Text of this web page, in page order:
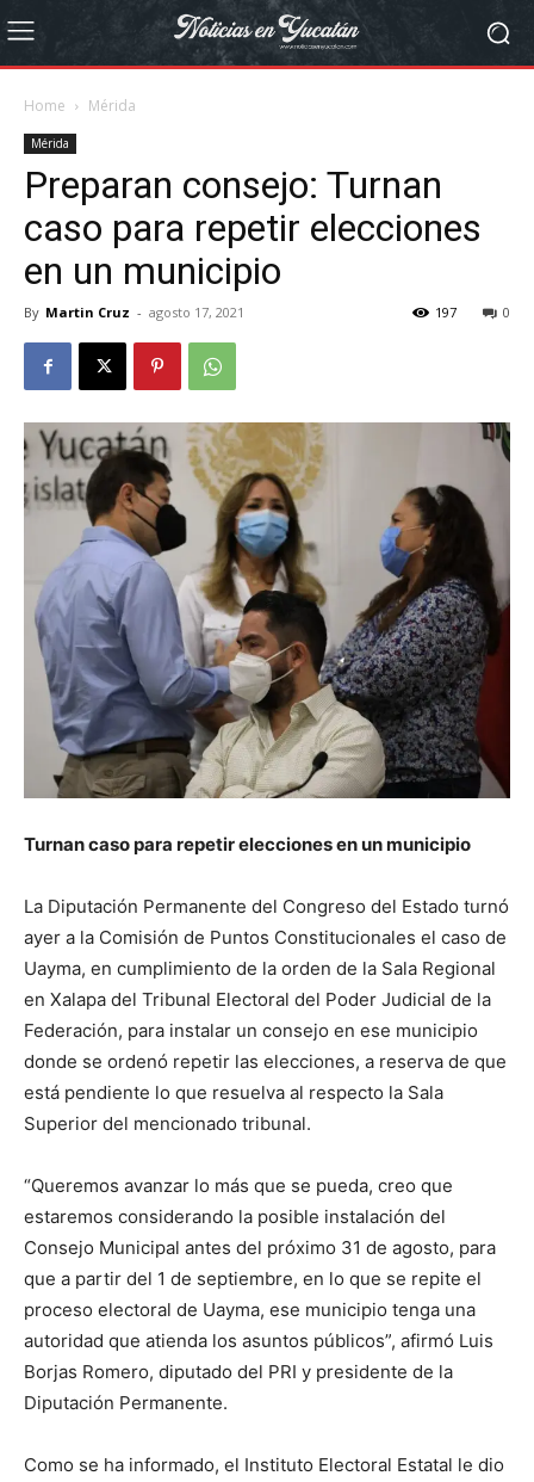
Home Mérida
Mérida
Preparan consejo: Turnan
caso para repetir elecciones
en un municipio
By Martin Cruz - agosto 17, 2021 0
197
Turnan caso para repetir elecciones en un municipio
La Diputación Permanente del Congreso del Estado turnó
ayer a la Comisión de Puntos Constitucionales el caso de
Uayma, en cumplimiento de la orden de la Sala Regional
en Xalapa del Tribunal Electoral del Poder Judicial de la
Federación, para instalar un consejo en ese municipio
donde se ordenó repetir las elecciones, a reserva de que
está pendiente lo que resuelva al respecto la Sala
Superior del mencionado tribunal.
“Queremos avanzar lo más que se pueda, creo que
estaremos considerando la posible instalación del
Consejo Municipal antes del próximo 31 de agosto, para
que a partir del 1 de septiembre, en lo que se repite el
proceso electoral de Uayma, ese municipio tenga una
autoridad que atienda los asuntos públicos”, afirmó Luis
Borjas Romero, diputado del PRI y presidente de la
Diputación Permanente.
Como se ha informado, el Instituto Electoral Estatal le dio